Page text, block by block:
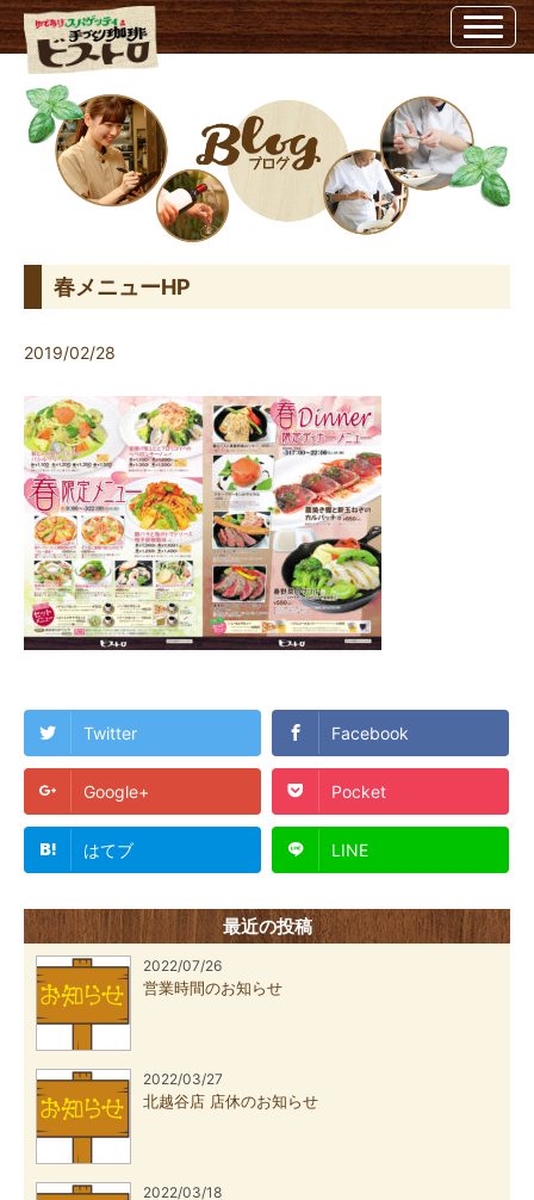
春メニューHP | ビストロ埼玉県越谷市のビストロ
春メニューHP
2019/02/28
Twitter Facebook
Google+ Pocket
はてブ LINE
最近の投稿
2022/07/26
営業時間のお知らせ
2022/03/27
北越谷店 店休のお知らせ
2022/03/18